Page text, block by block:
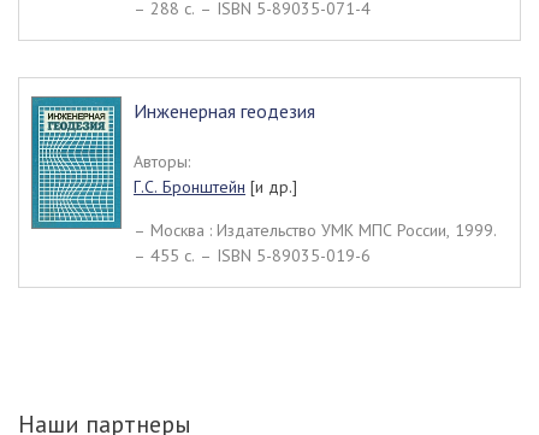
– 288 c. – ISBN 5-89035-071-4
Инженерная геодезия
Авторы:
Г.С. Бронштейн [и др.]
– Москва : Издательство УМК МПС России, 1999.
– 455 c. – ISBN 5-89035-019-6
Наши партнеры